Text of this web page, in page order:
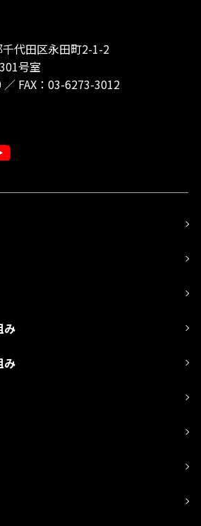
代田区永田町2-1-2
号室
／ FAX：03-6273-3012
み
み